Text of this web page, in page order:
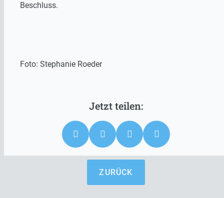
Beschluss.
Foto: Stephanie Roeder
ZURÜCK